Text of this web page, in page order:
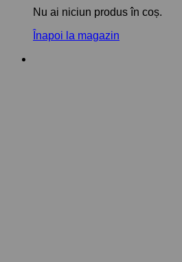
Nu ai niciun produs în coș.
Înapoi la magazin